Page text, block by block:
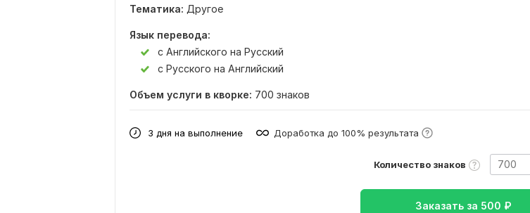
Тематика: Другое
Язык перевода:
с Английского на Русский
с Русского на Английский
Объем услуги в кворке: 700 знаков
3 дня на выполнение Доработка до 100% результата
Количество знаков
Заказать за 500 ₽